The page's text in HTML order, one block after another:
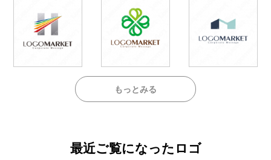
もっとみる
最近ご覧になったロゴ